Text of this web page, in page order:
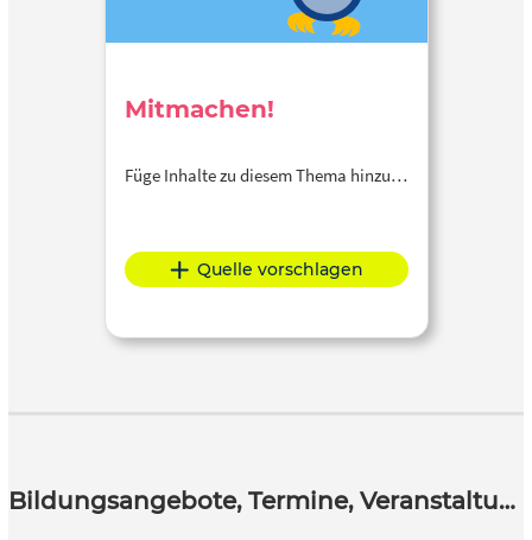
Mitmachen!
Füge Inhalte zu diesem Thema hinzu…
Quelle vorschlagen
Bildungsangebote, Termine, Veranstaltungen